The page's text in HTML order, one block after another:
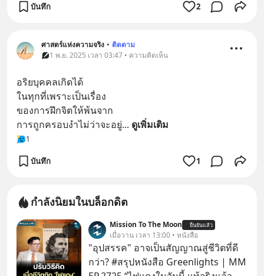
บันทึก 2
ศาสตร์แห่งความจริง • ติดตาม
1 พ.ย. 2025 เวลา 03:47 • ความคิดเห็น
อริยบุคคลเกิดได้
ในทุกที่เพราะเป็นเรื่อง
ของการฝึกจิตให้พ้นจาก
การถูกครอบงำไม่ว่าจะอยู่... ดูเพิ่มเติม
1
บันทึก 1
กำลังนิยมในบล็อกดิต
Mission To The Moon ยืนยันแล้ว
เมื่อวาน เวลา 13:00 • หนังสือ
"อุปสรรค" อาจเป็นสัญญาณสู่ชีวิตที่ดี
กว่า? #สรุปหนังสือ Greenlights | MM